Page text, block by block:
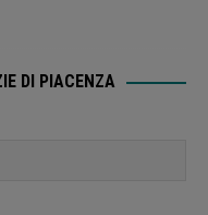
DI PIACENZA